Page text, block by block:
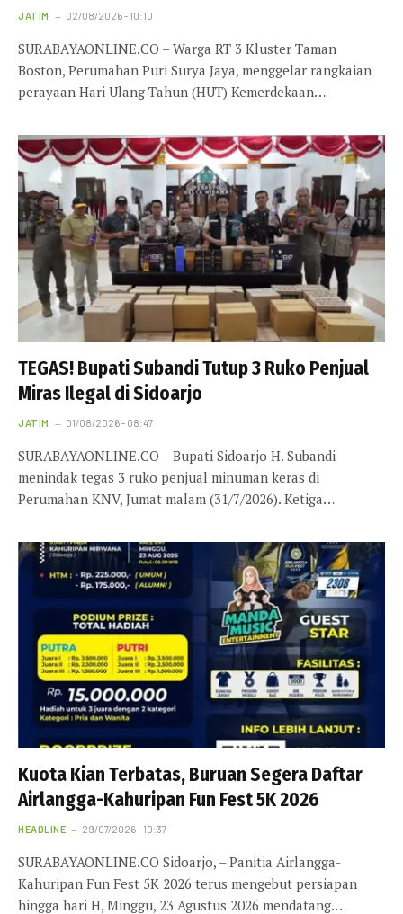
JATIM 02/08/2026 - 10:10
SURABAYAONLINE.CO – Warga RT 3 Kluster Taman
Boston, Perumahan Puri Surya Jaya, menggelar rangkaian
perayaan Hari Ulang Tahun (HUT) Kemerdekaan…
TEGAS! Bupati Subandi Tutup 3 Ruko Penjual
Miras Ilegal di Sidoarjo
JATIM 01/08/2026 - 08:47
SURABAYAONLINE.CO – Bupati Sidoarjo H. Subandi
menindak tegas 3 ruko penjual minuman keras di
Perumahan KNV, Jumat malam (31/7/2026). Ketiga…
Kuota Kian Terbatas, Buruan Segera Daftar
Airlangga-Kahuripan Fun Fest 5K 2026
HEADLINE 29/07/2026 - 10:37
SURABAYAONLINE.CO Sidoarjo, – Panitia Airlangga-
Kahuripan Fun Fest 5K 2026 terus mengebut persiapan
hingga hari H, Minggu, 23 Agustus 2026 mendatang.…